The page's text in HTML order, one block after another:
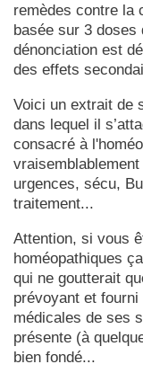
remèdes contre la
basée sur 3 doses
dénonciation est
des effets
Voici un extrait de
dans lequel il
consacré à
urgences, sécu,
traitement...
Attention, si vous
homéopathiques
qui ne goutterait
prévoyant et
médicales de ses
présente (à
bien fondé...